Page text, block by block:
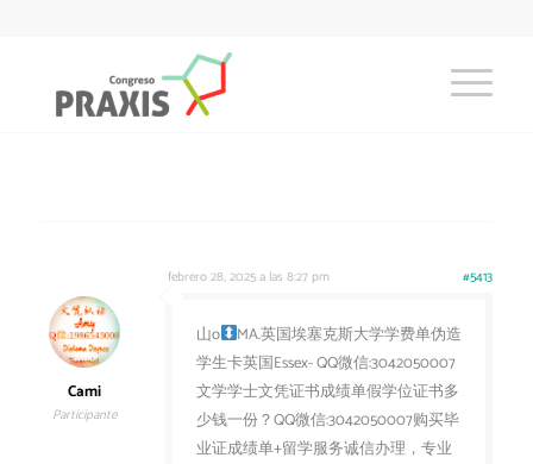
febrero 28, 2025 a las 8:27 pm #5413
Cami
Participante
山o
MA.英国埃塞克斯大学学费单伪造
学生卡英国Essex- QQ微信:3042050007
文学学士文凭证书成绩单假学位证书多
少钱一份？QQ微信:3042050007购买毕
业证成绩单+留学服务诚信办理，专业